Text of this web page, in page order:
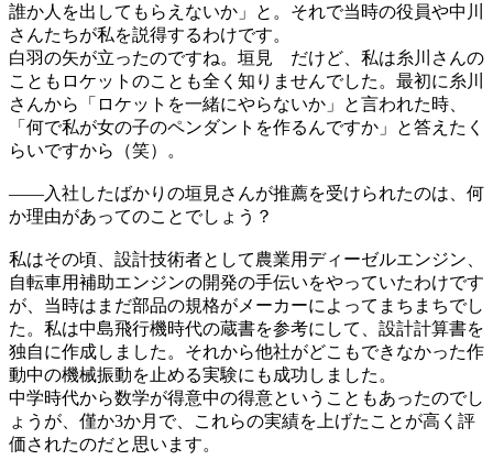
誰か人を出してもらえないか」と。それで当時の役員や中川
さんたちが私を説得するわけです。
白羽の矢が立ったのですね。垣見 だけど、私は糸川さんの
こともロケットのことも全く知りませんでした。最初に糸川
さんから「ロケットを一緒にやらないか」と言われた時、
「何で私が女の子のペンダントを作るんですか」と答えたく
らいですから（笑）。
——入社したばかりの垣見さんが推薦を受けられたのは、何
か理由があってのことでしょう？
私はその頃、設計技術者として農業用ディーゼルエンジン、
自転車用補助エンジンの開発の手伝いをやっていたわけです
が、当時はまだ部品の規格がメーカーによってまちまちでし
た。私は中島飛行機時代の蔵書を参考にして、設計計算書を
独自に作成しました。それから他社がどこもできなかった作
動中の機械振動を止める実験にも成功しました。
中学時代から数学が得意中の得意ということもあったのでし
ょうが、僅か3か月で、これらの実績を上げたことが高く評
価されたのだと思います。